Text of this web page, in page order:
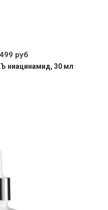
499 руб
ниацинамид, 30 мл